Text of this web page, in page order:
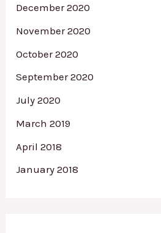
December 2020
November 2020
October 2020
September 2020
July 2020
March 2019
April 2018
January 2018